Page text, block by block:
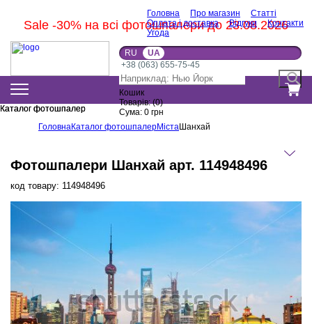
Sale -30% на всі фотошпалери до 23.08.2026
Головна Про магазин
Статті
Оплата і доставка
Відгуки
Контакти
Угода
RU
UA
+38 (063) 655-75-45
Кошик
Товарів:(0)
Сума: 0 грн
Каталог фотошпалер
Каталог фотошпалер
ГоловнаКаталог фотошпалерМістаШанхай
Фотошпалери Шанхай арт. 114948496
код товару: 114948496